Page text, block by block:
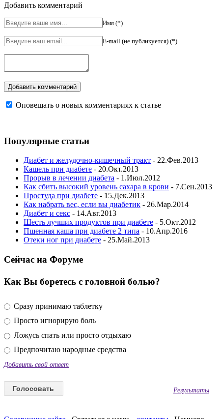
Добавить комментарий
Имя (*)
E-mail (не публикуется) (*)
Оповещать о новых комментариях к статье
Популярные статьи
Диабет и желудочно-кишечный тракт - 22.Фев.2013
Кашель при диабете - 20.Окт.2013
Прорыв в лечении диабета - 1.Июл.2012
Как сбить высокий уровень сахара в крови - 7.Сен.2013
Простуда при диабете - 15.Дек.2013
Как набрать вес, если вы диабетик - 26.Мар.2014
Диабет и секс - 14.Авг.2013
Шесть лучших продуктов при диабете - 5.Окт.2012
Пшенная каша при диабете 2 типа - 10.Апр.2016
Отеки ног при диабете - 25.Май.2013
Сейчас на Форуме
Как Вы боретесь с головной болью?
Сразу принимаю таблетку
Просто игнорирую боль
Ложусь спать или просто отдыхаю
Предпочитаю народные средства
Добавить свой ответ
Результаты